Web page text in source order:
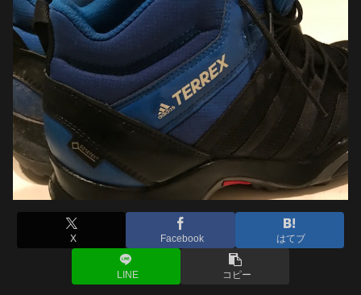
X Facebook はてブ
LINE コピー